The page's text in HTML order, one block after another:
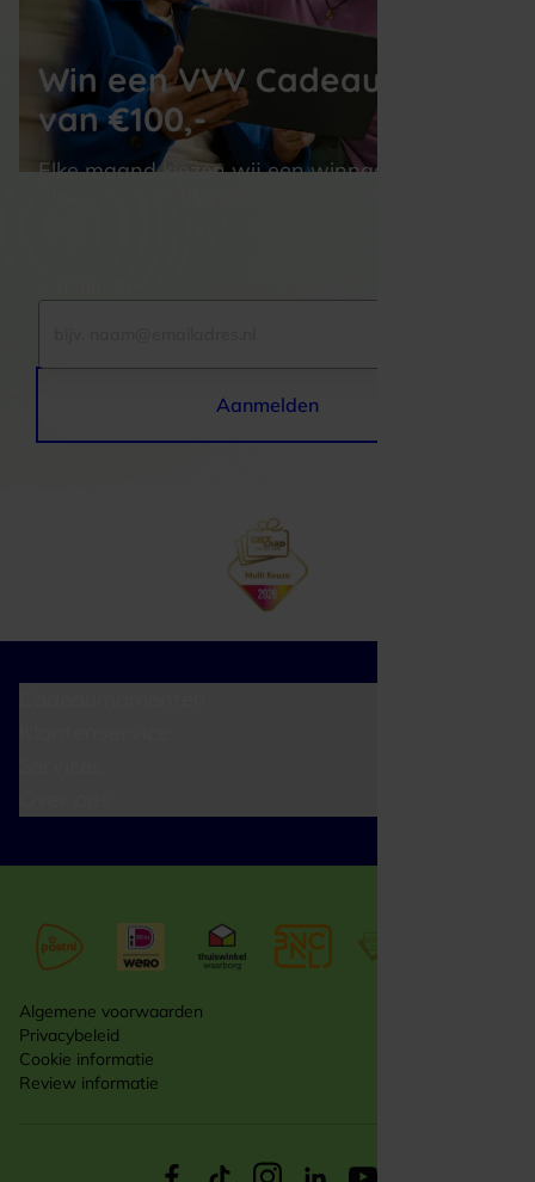
Win een VVV Cadeaukaart
van €100,-
Elke maand kiezen wij een winnaar uit alle
Aanmelden
Algemene voorwaarden
Privacybeleid
Cookie informatie
Review informatie